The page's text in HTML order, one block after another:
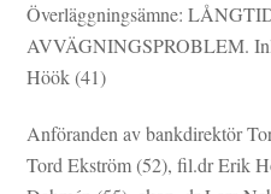
Överläggningsämne:
AVVÄGNINGSPROBLEM.
Höök (41)
Anföranden av bankdirektör
Tord Ekström (52), fil.dr Erik